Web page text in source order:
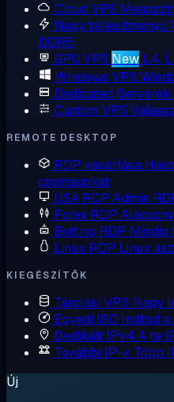
Cloud VPS
Nagy teljesítményű
DDR5
GPU VPS New L4,
Windows VPS
Dedicated Serverek
Custom VPS
REMOTE DESKTOP
RDP vásárlása
csomagokat
USA RDP Admin
Forex RDP
Botting RDP Mindig
Linux RDP Linux
KIEGÉSZÍTŐK
Tárolási VPS Nagy
Egyedi ISO Indítsd
Dedikált IPv4 A te
További IP-k Több
Új